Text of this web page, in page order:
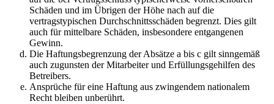
Schäden und im Übrigen der Höhe nach auf die
vertragstypischen Durchschnittsschäden begrenzt. Dies gilt
auch für mittelbare Schäden, insbesondere entgangenen
Gewinn.
Die Haftungsbegrenzung der Absätze a bis c gilt sinngemäß
auch zugunsten der Mitarbeiter und Erfüllungsgehilfen des
Betreibers.
Ansprüche für eine Haftung aus zwingendem nationalem
Recht bleiben unberührt.